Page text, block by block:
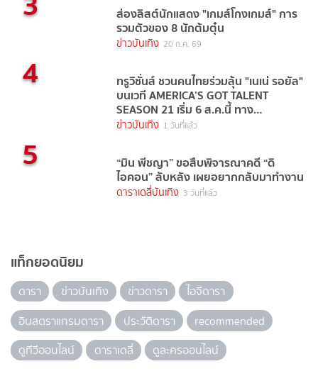
ส่องลิสต์นักแสดง "เกมส์โกงเกมส์" การ
รวมตัวของ 8 นักต้มตุ๋น
ข่าวบันเทิง 20 ก.ค. 69
4 ทรูวิชั่นส์ ชวนคนไทยร่วมลุ้น "เนเน่ รอยัล"
บนเวที AMERICA’S GOT TALENT
SEASON 21 เริ่ม 6 ส.ค.นี้ ทาง
TrueVisions NOW
ข่าวบันเทิง 1 วันที่แล้ว
5 “มิน พีชญา” ขอสืบพิจารณาคดี “ดิ
ไอคอน” ลับหลัง เผยอยากกลับมาทำงาน
ดาราเดลี่บันเทิง 3 วันที่แล้ว
แท็กยอดนิยม
ดารา ข่าวบันเทิง ข่าวดารา
ไอจีดารา
อินสตราแกรมดารา
ประวัติดารา
recommended
ดูทีวีออนไลน์
ดาราเดลี่ ดูละครออนไลน์